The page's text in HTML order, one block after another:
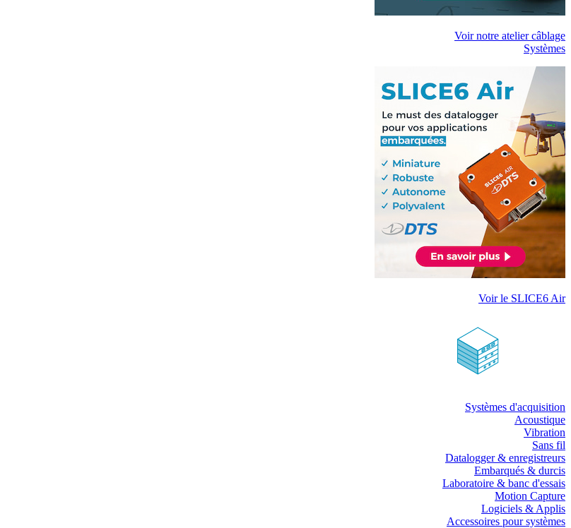
Voir notre atelier câblage
Systèmes
Voir le SLICE6 Air
Systèmes d'acquisition
Acoustique
Vibration
Sans fil
Datalogger & enregistreurs
Embarqués & durcis
Laboratoire & banc d'essais
Motion Capture
Logiciels & Applis
Accessoires pour systèmes